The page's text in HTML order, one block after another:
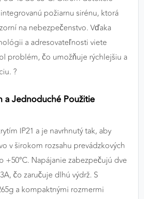
požiarnu sirénu, ktorá
na nebezpečenstvo. Vďaka
a adresovateľnosti viete
problém, čo umožňuje rýchlejšiu a
?
a Jednoduché Použitie
IP21 a je navrhnutý tak, aby
v širokom rozsahu prevádzkových
+50°C. Napájanie zabezpečujú dve
čo zaručuje dlhú výdrž. S
a kompaktnými rozmermi